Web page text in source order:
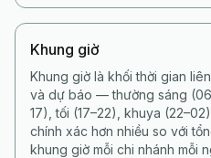
Khung giờ
Khung giờ là khối thời gian
và dự báo — thường sáng
17), tối (17–22), khuya
chính xác hơn nhiều so với
khung giờ mỗi chi nhánh mỗi